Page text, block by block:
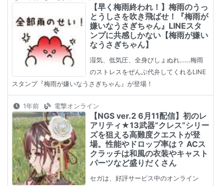
【早く梅雨終われ！】梅雨のうっ
とうしさを吹き飛ばせ！『梅雨が
嫌いなうさぎちゃん』LINEスタ
ンプに共感しかない【梅雨が嫌い
なうさぎちゃん】
湿気、低気圧、全身びしょぬれ……梅雨
のストレスをぜんぶ代弁してくれるLINE
スタンプ『梅雨が嫌いなうさぎちゃん』が登場！
1年前 電撃オンライン
【NGS ver.2 6月11配信】初のレ
アリティ★13武器“クレス”シリー
ズを狙える高難度クエストが登
場。性能やドロップ率は？ ACス
クラッチは和風の衣装やキャスト
パーツなど盛りだくさん
セガは、好評サービス中のオンライン